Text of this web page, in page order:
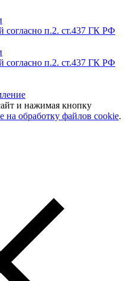
согласно п.2. ст.437 ГК РФ
согласно п.2. ст.437 ГК РФ
и нажимая кнопку
на обработку файлов cookie.